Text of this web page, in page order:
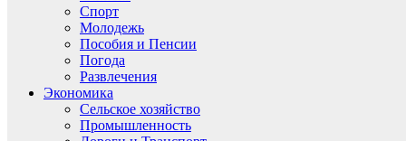
Спорт
Молодежь
Пособия и Пенсии
Погода
Развлечения
Экономика
Сельское хозяйство
Промышленность